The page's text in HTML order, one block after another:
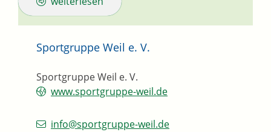
Sportgruppe Weil e. V.
Sportgruppe Weil e. V.
www.sportgruppe-weil.de
info@sportgruppe-weil.de